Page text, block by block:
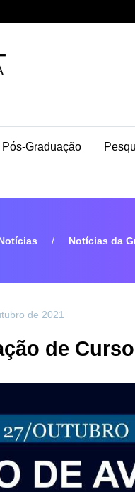
Pós-Graduação
Notícias da
de 2021
de